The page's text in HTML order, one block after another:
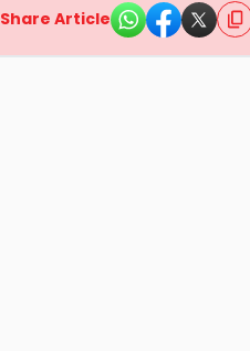
Share Article